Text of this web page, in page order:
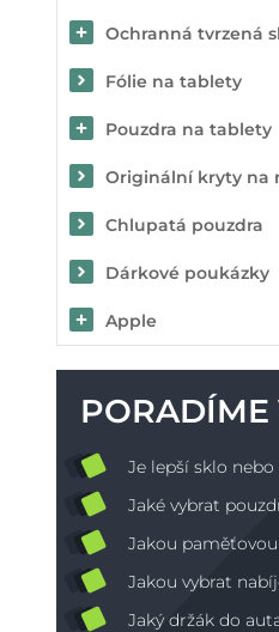
Ochranná tvrzená
Fólie na tablety
Pouzdra na tablety
Originální kryty na
Chlupatá pouzdra
Dárkové poukázky
Apple
PORADÍME
Je lepší sklo nebo
Jaké vybrat
Jakou
Jakou vybrat
Jaký držák do